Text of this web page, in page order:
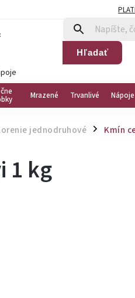
Hľadať
Mrazené Trvanlivé Nápoje
jednodruhové / Kmín
1 kg